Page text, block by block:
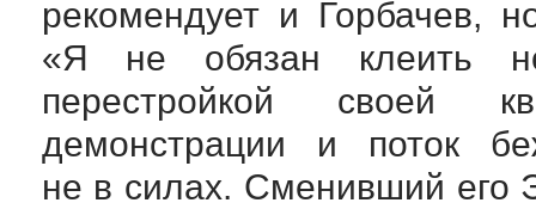
рекомендует и Горбачев,
«Я не обязан клеить
перестройкой своей
демонстрации и поток
не в силах. Сменивший его